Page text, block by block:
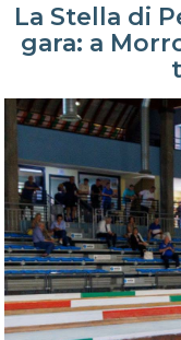
La Stella di
gara: a